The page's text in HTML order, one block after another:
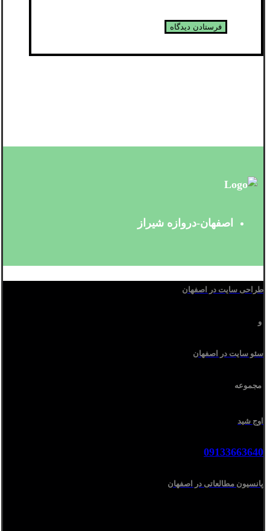
اصفهان-دروازه شیراز
طراحی سایت در اصفهان
و
سئو سایت در اصفهان
مجموعه
اوج شید
09133663640
پانسیون مطالعاتی در اصفهان